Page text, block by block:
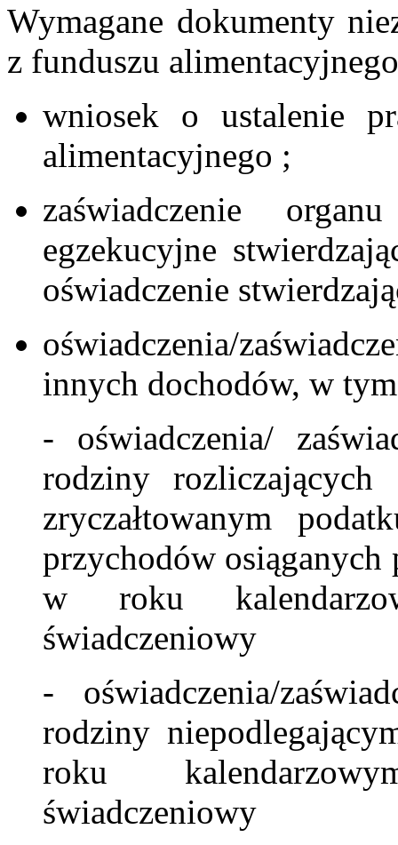
Wymagane dokumenty
z funduszu
wniosek o ustalenie
alimentacyjnego ;
zaświadczenie
egzekucyjne
oświadczenie
oświadczenia/
innych dochodów, w
- oświadczenia/
rodziny
zryczałtowanym
przychodów osiąganych
w roku
świadczeniowy
- oświadczenia/
rodziny
roku
świadczeniowy